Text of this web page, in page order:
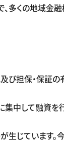
、多くの地域金
び担保・保証
集中して融資を
生じています